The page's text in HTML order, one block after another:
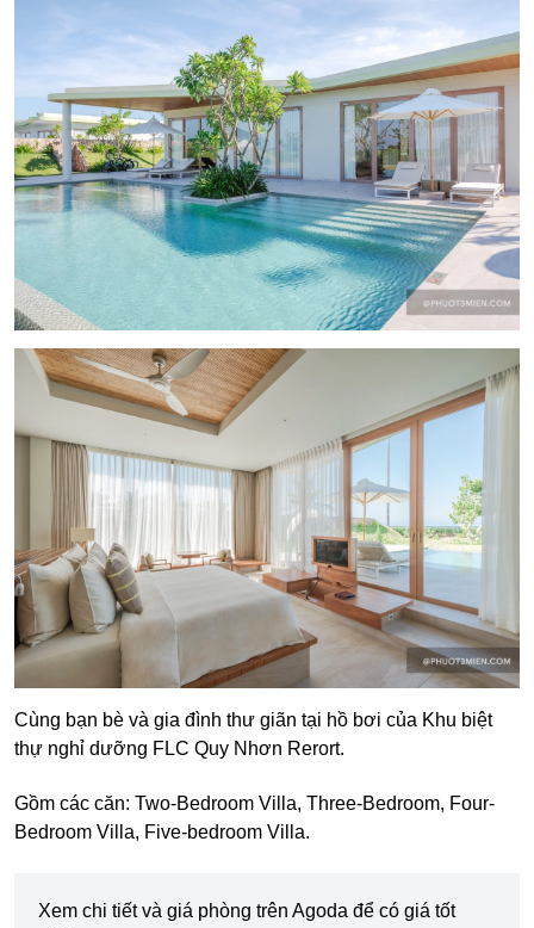
Cùng bạn bè và gia đình thư giãn tại hồ bơi của Khu biệt
thự nghỉ dưỡng FLC Quy Nhơn Rerort.
Gồm các căn: Two-Bedroom Villa, Three-Bedroom, Four-
Bedroom Villa, Five-bedroom Villa.
Xem chi tiết và giá phòng trên Agoda để có giá tốt